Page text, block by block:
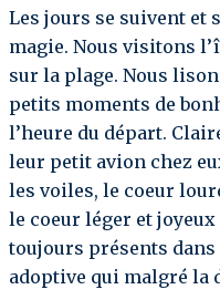
Les jours se suivent et
magie. Nous visitons
sur la plage. Nous
petits moments de
l’heure du départ.
leur petit avion chez
les voiles, le coeur
le coeur léger et
toujours présents
adoptive qui malgré la